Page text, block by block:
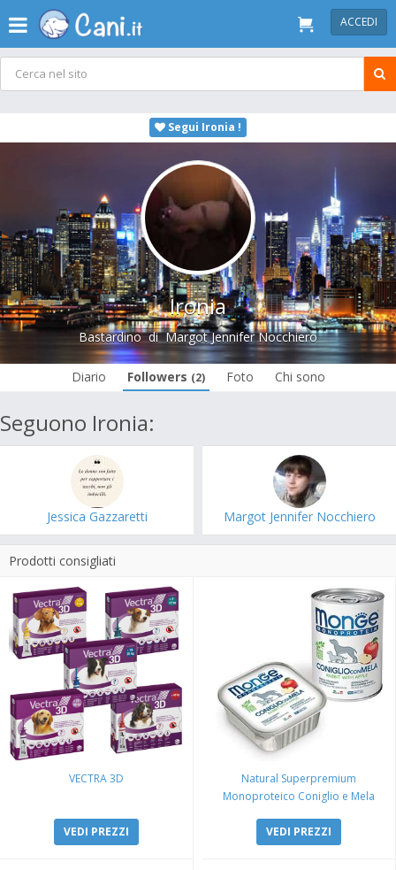
ACCEDI
Segui Ironia !
Ironia
BastardinodiMargot Jennifer Nocchiero
Diario Followers (2) Foto Chi sono
Seguono Ironia:
Jessica Gazzaretti Margot Jennifer Nocchiero
Prodotti consigliati
VECTRA 3D
VEDI PREZZI
Natural Superpremium
Monoproteico Coniglio e Mela
VEDI PREZZI